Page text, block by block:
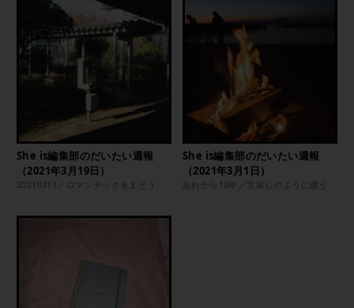
She is編集部のだいたい週報
（2021年3月19日）
20210311／ロマンチックをまとう
She is編集部のだいたい週報
（2021年3月1日）
あれから10年／宝探しのように纏う